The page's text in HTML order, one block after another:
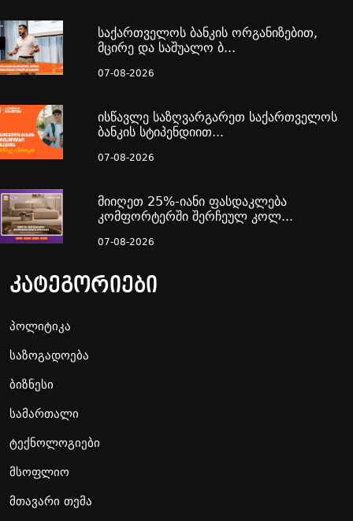
საქართველოს ბანკის ორგანიზებით,
მცირე და საშუალო ბ...
07-08-2026
ისწავლე საზღვარგარეთ საქართველოს
ბანკის სტიპენდიით...
07-08-2026
მიიღეთ 25%-იანი ფასდაკლება
კომფორტერში შერჩეულ კოლ...
07-08-2026
კატეგორიები
პოლიტიკა
საზოგადოება
ბიზნესი
სამართალი
ტექნოლოგიები
მსოფლიო
მთავარი თემა